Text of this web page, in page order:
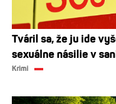
Tváril sa, že ju ide
sexuálne násilie v
Krimi